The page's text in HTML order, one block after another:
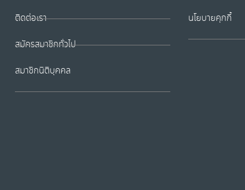
ติดต่อเรา
สมัครสมาชิกทั่วไป
สมาชิกนิติบุคคล
นโยบายคุกกี้